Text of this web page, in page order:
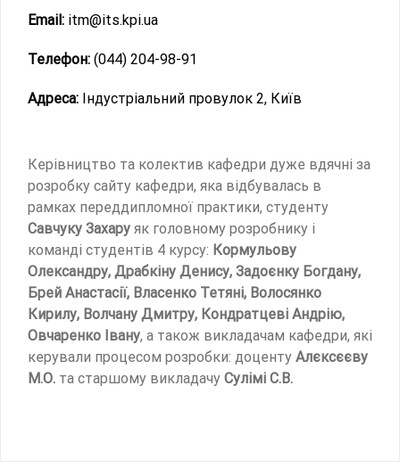
Email: itm@its.kpi.ua
Телефон: (044) 204-98-91
Адреса: Індустріальний провулок 2, Київ
Керівництво та колектив кафедри дуже вдячні за
розробку сайту кафедри, яка відбувалась в
рамках переддипломної практики, студенту
Савчуку Захару як головному розробнику і
команді студентів 4 курсу: Кормульову
Олександру, Драбкіну Денису, Задоєнку Богдану,
Брей Анастасії, Власенко Тетяні, Волосянко
Кирилу, Волчану Дмитру, Кондратцеві Андрію,
Овчаренко Івану, а також викладачам кафедри, які
керували процесом розробки: доценту Алєксєєву
М.О. та старшому викладачу Сулімі С.В.